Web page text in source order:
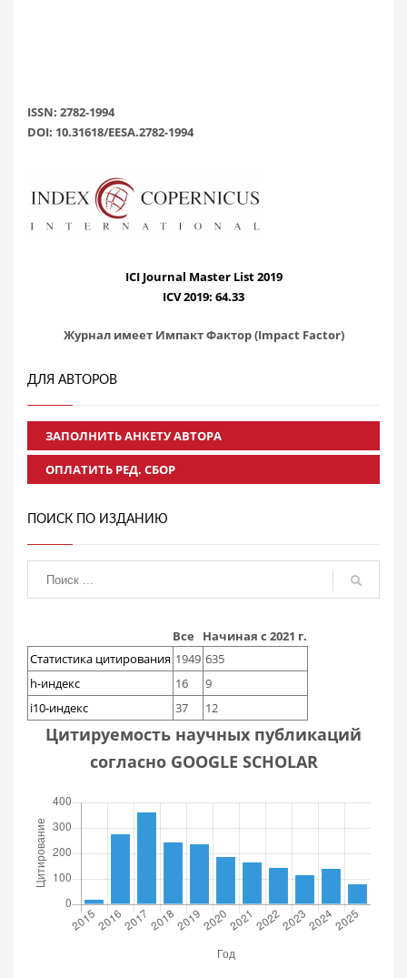
ISSN: 2782-1994
DOI: 10.31618/EESA.2782-1994
ICI Journal Master List 2019
ICV 2019: 64.33
Журнал имеет Импакт Фактор (Impact Factor)
ДЛЯ АВТОРОВ
ЗАПОЛНИТЬ АНКЕТУ АВТОРА
ОПЛАТИТЬ РЕД. СБОР
ПОИСК ПО ИЗДАНИЮ
Все
Начиная с 2021 г.
Статистика цитирования 1949 635
h-индекс
16
9
i10-индекс
37 12
Цитируемость научных публикаций
согласно GOOGLE SCHOLAR